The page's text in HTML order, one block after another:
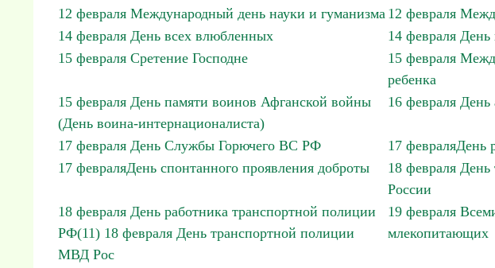
12 февраля Международный день науки и гуманизма 12 февраля
14 февраля День всех влюбленных
14 февраля
15 февраля Сретение Господне
15 февраля
ребенка
15 февраля День памяти воинов Афганской войны
(День воина-интернационалиста)
16 февраля
17 февраля День Службы Горючего ВС РФ
17 февраляДень
17 февраляДень спонтанного проявления доброты
18 февраля
России
18 февраля День работника транспортной полиции
РФ(11) 18 февраля День транспортной полиции
МВД Рос
19 февраля
млекопитающих